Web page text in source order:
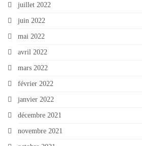
juillet 2022
juin 2022
mai 2022
avril 2022
mars 2022
février 2022
janvier 2022
décembre 2021
novembre 2021